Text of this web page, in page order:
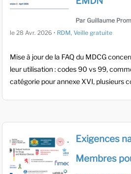
Par Guillaume
le 28 Avr. 2026 • RDM, Veille gratuite
Mise à jour de la FAQ du MDCG
leur utilisation : codes 90 vs 99,
catégorie pour annexe XVI, plusieurs
Exigences
Membres